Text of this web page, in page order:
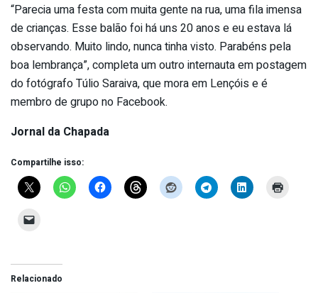
“Parecia uma festa com muita gente na rua, uma fila imensa
de crianças. Esse balão foi há uns 20 anos e eu estava lá
observando. Muito lindo, nunca tinha visto. Parabéns pela
boa lembrança”, completa um outro internauta em postagem
do fotógrafo Túlio Saraiva, que mora em Lençóis e é
membro de grupo no Facebook.
Jornal da Chapada
Compartilhe isso:
Relacionado